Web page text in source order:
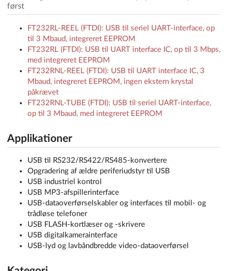
først
FT232RL-REEL (FTDI): USB til seriel UART-interface, op
til 3 Mbaud, integreret EEPROM
FT232RL (FTDI): USB til UART interface IC, op til 3 Mbps,
med integreret EEPROM
FT232RNL-REEL (FTDI): USB til UART interface IC, 3
Mbaud, integreret EEPROM, ingen ekstern krystal
påkrævet
FT232RNL-TUBE (FTDI): USB til seriel UART-interface,
op til 3 Mbaud, med integreret EEPROM
Applikationer
USB til RS232/RS422/RS485-konvertere
Opgradering af ældre periferiudstyr til USB
USB industriel kontrol
USB MP3-afspillerinterface
USB-dataoverførselskabler og interfaces til mobil- og
trådløse telefoner
USB FLASH-kortlæser og -skrivere
USB digitalkamerainterface
USB-lyd og lavbåndbredde video-dataoverførsel